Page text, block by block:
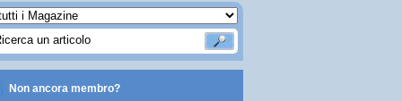
Non ancora membro?